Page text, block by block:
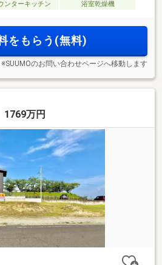
ンターキッチン 浴室乾燥機
をもらう(無料)
※SUUMOのお問い合わせページへ移動します
1769万円